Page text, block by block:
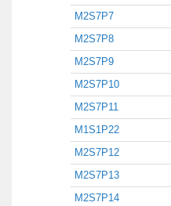
M2S7P7
M2S7P8
M2S7P9
M2S7P10
M2S7P11
M1S1P22
M2S7P12
M2S7P13
M2S7P14